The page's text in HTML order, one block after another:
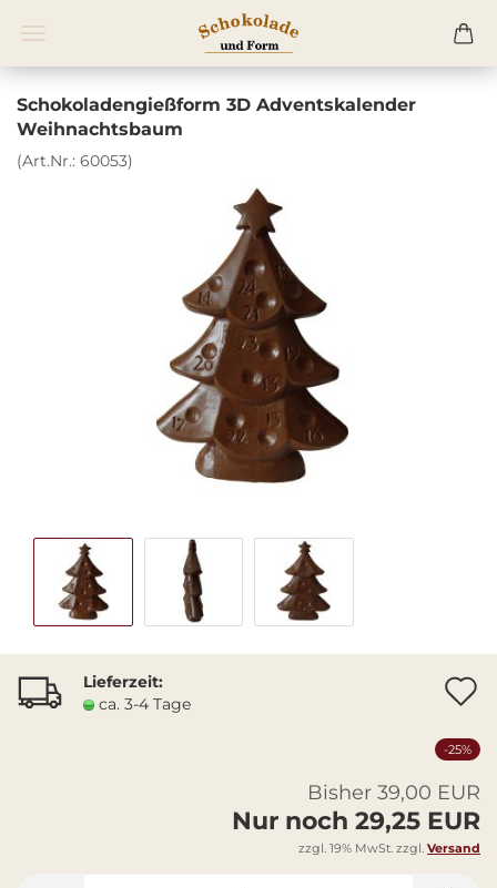
Schokoladengießform 3D Adventskalender
Weihnachtsbaum
(Art.Nr.: 60053)
Lieferzeit:
ca. 3-4 Tage
-25%
Bisher 39,00 EUR
Nur noch 29,25 EUR
zzgl. 19% MwSt. zzgl. Versand